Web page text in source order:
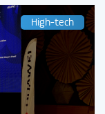
High-tech